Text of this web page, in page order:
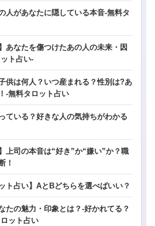
人があなたに隠している本音-無料タ
あなたを傷つけたあの人の未来・因
ト占い-
供は何人？いつ産まれる？性別は?あ
-無料タロット占い
ている？好きな人の気持ちがわかる
上司の本音は“好き”か“嫌い”か？職
！
ト占い】AとBどちらを選べばいい？
たの魅力・印象とは？-好かれてる？
ット占い